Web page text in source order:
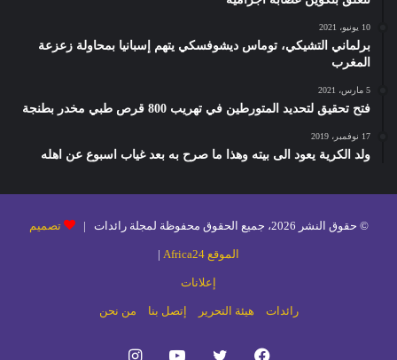
10 يونيو، 2021
برلماني التشيكي، توماس ديشوفسكي يتهم إسبانيا بمحاولة زعزعة
المغرب
5 مارس، 2021
فتح تحقيق لتحديد المتورطين في تهريب 800 قرص طبي مخدر بطنجة
17 نوفمبر، 2019
ولد الكرية يعود الى بيته وهذا ما صرح به بعد غياب اسبوع عن اهله
© حقوق النشر 2026، جميع الحقوق محفوظة لمجلة رائدات | تصميم
الموقع Africa24 |
إعلانات
رائدات هيئة التحرير إتصل بنا من نحن
فيسبوك تويتر يوتيوبانستقرام